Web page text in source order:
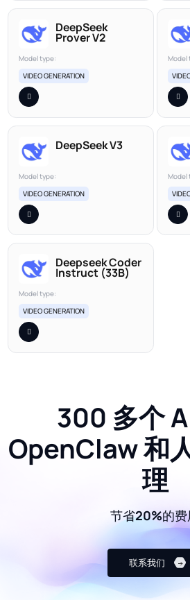
DeepSeek
Prover V2
Model type:
VIDEO GENERATION
Model
DeepSeek V3
Model type:
VIDEO GENERATION
Model
Deepseek Coder
Instruct (33B)
Model type:
VIDEO GENERATION
300 多个
OpenClaw 和
理
节省20%的费
联系我们